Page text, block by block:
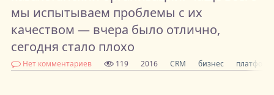
мы испытываем проблемы с их
качеством — вчера было отлично,
сегодня стало плохо
Нет комментариев 119 2016 CRM бизнес